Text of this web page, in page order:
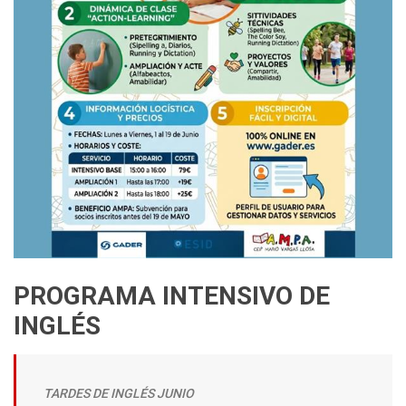
PROGRAMA INTENSIVO DE
INGLÉS
TARDES DE INGLÉS JUNIO